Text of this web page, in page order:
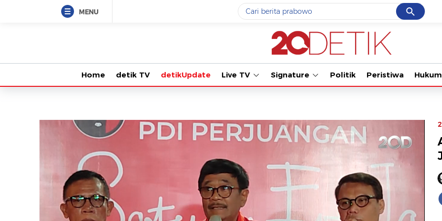
MENU Cancel
Yang sedang ramai dicari
gempa hari ini
#3gempa
#5prabowo
Terakhir yang dicari
Loading...
Tonton
Home detik TV detikUpdate Live TV Signature Politik Peristiwa Hukum